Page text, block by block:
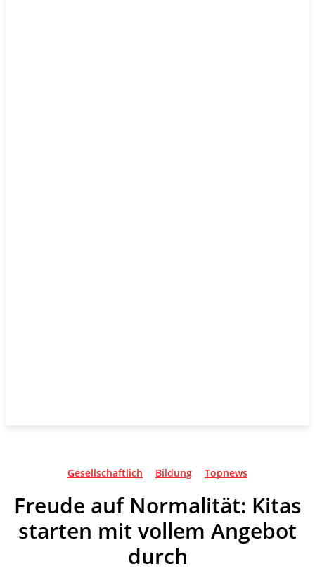
Gesellschaftlich Bildung Topnews
Freude auf Normalität: Kitas
starten mit vollem Angebot
durch